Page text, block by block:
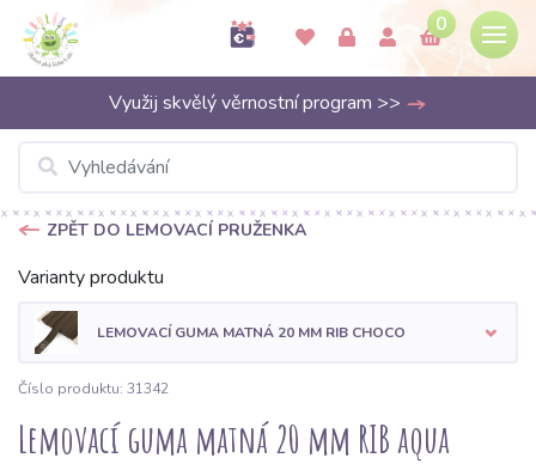
0
Využij skvělý věrnostní program >>
ZPĚT DO LEMOVACÍ PRUŽENKA
Varianty produktu
LEMOVACÍ GUMA MATNÁ 20 MM RIB CHOCO
Číslo produktu: 31342
Lemovací guma matná 20 mm RIB aqua